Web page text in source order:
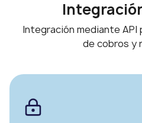
Integración mediante API
de cobros y